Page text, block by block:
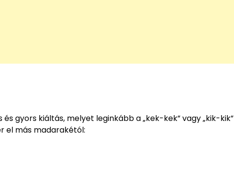
és gyors kiáltás, melyet leginkább a „kek-kek” vagy „kik-kik”
el más madarakétól: